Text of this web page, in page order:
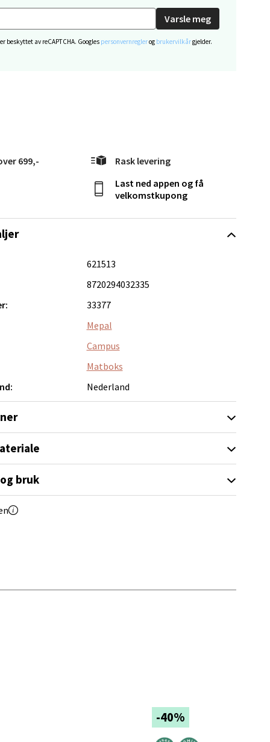
Varsle meg
beskyttet av reCAPTCHA. Googles personvernreglerog brukervilkårgjelder.
699,- Rask levering
Last ned appen og få
velkomstkupong
621513
8720294032335
33377
Mepal
Campus
Matboks
Nederland
bruk
-40%